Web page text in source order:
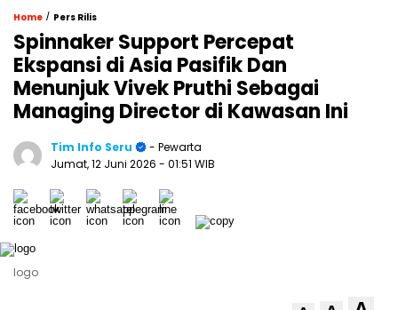
Home / Pers Rilis
Spinnaker Support Percepat
Ekspansi di Asia Pasifik Dan
Menunjuk Vivek Pruthi Sebagai
Managing Director di Kawasan Ini
Tim Info Seru
- Pewarta
Jumat, 12 Juni 2026 - 01:51 WIB
logo